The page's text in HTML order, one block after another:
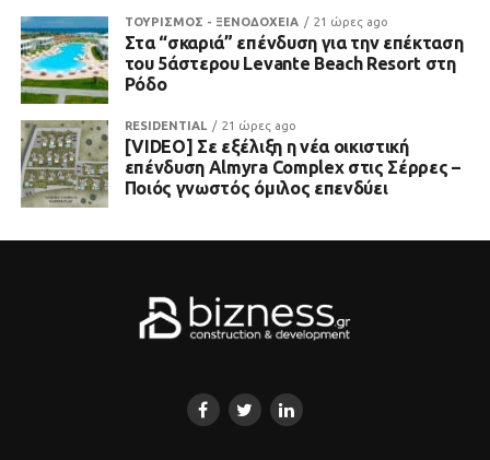
ΤΟΥΡΙΣΜΟΣ - ΞΕΝΟΔΟΧΕΙΑ 21 ώρες ago
Στα “σκαριά” επένδυση για την επέκταση
του 5άστερου Levante Beach Resort στη
Ρόδο
RESIDENTIAL 21 ώρες ago
[VIDEO] Σε εξέλιξη η νέα οικιστική
επένδυση Almyra Complex στις Σέρρες –
Ποιός γνωστός όμιλος επενδύει